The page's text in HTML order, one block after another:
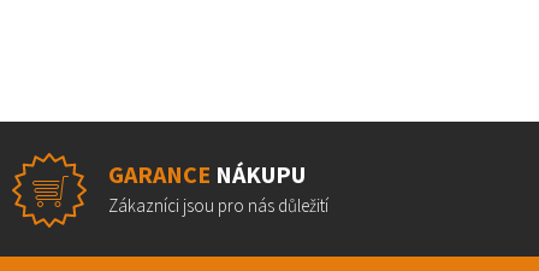
GARANCE NÁKUPU
Zákazníci jsou pro nás důležití